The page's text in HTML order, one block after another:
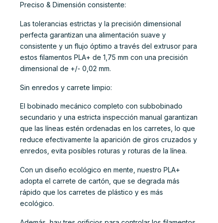
Preciso & Dimensión consistente:
Las tolerancias estrictas y la precisión dimensional
perfecta garantizan una alimentación suave y
consistente y un flujo óptimo a través del extrusor para
estos filamentos PLA+ de 1,75 mm con una precisión
dimensional de +/- 0,02 mm.
Sin enredos y carrete limpio:
El bobinado mecánico completo con subbobinado
secundario y una estricta inspección manual garantizan
que las líneas estén ordenadas en los carretes, lo que
reduce efectivamente la aparición de giros cruzados y
enredos, evita posibles roturas y roturas de la línea.
Con un diseño ecológico en mente, nuestro PLA+
adopta el carrete de cartón, que se degrada más
rápido que los carretes de plástico y es más
ecológico.